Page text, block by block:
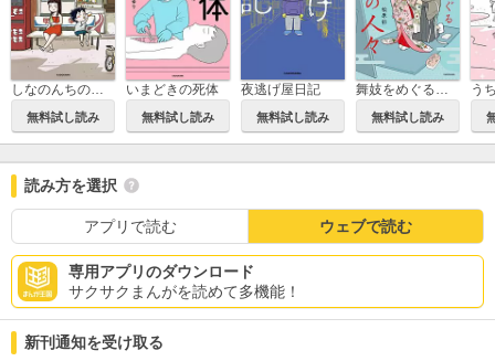
しなのんちのいくる
無料試し読み
いまどきの死体
無料試し読み
夜逃げ屋日記
無料試し読み
舞妓をめぐる花街の人々
無料試し読み
読み方を選択
アプリで読む ウェブで読む
専用アプリのダウンロード
サクサクまんがを読めて多機能！
新刊通知を受け取る